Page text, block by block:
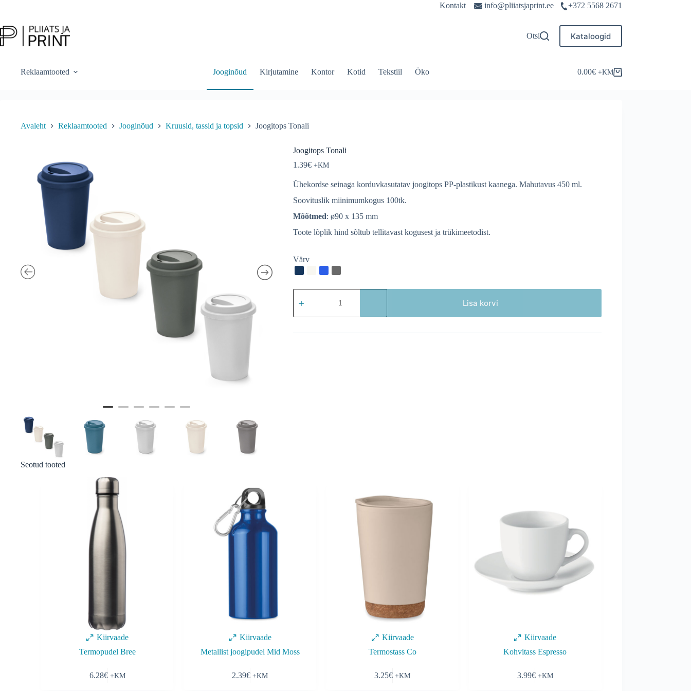
Kontakt info@pliiatsjaprint.ee +372 5568 2671
Otsi Kataloogid
Reklaamtooted Jooginõud Kirjutamine Kontor Kotid Tekstiil Öko
Shopping
0.00€
Avaleht Reklaamtooted Jooginõud Kruusid, tassid ja topsid Joogitops Tonali
Joogitops Tonali
1.39€
Ühekordse seinaga korduvkasutatav joogitops PP-plastikust kaanega. Mahutavus 450 ml.
Soovituslik miinimumkogus 100tk.
Mõõtmed: ø90 x 135 mm
Värv
Joogitops
Tonali
Lisa korvi
Seotud tooted
Kiirvaade
Termopudel Bree
6.28€
Kiirvaade
Metallist joogipudel Mid Moss
2.39€
Kiirvaade
Termostass Co
3.25€
Kiirvaade
Kohvitass Espresso
3.99€